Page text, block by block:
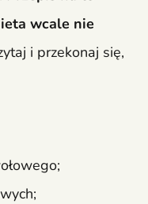
wcale nie
i przekonaj się,